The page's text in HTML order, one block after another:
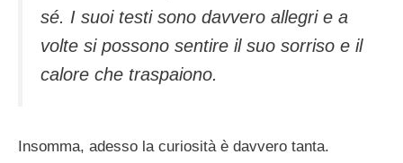
sé. I suoi testi sono davvero allegri e a
volte si possono sentire il suo sorriso e il
calore che traspaiono.
Insomma, adesso la curiosità è davvero tanta.